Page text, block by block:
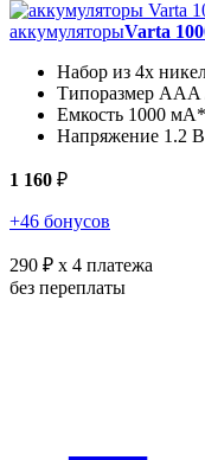
аккумуляторыVarta
Набор из 4х
Типоразмер AAA
Емкость 1000
Напряжение 1.2 В
1 160 ₽
+46 бонусов
290 ₽ x 4 платежа
без переплаты